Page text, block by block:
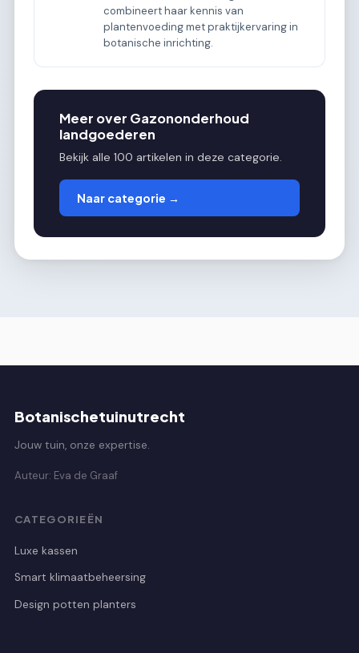
combineert haar kennis van
plantenvoeding met praktijkervaring in
botanische inrichting.
Meer over Gazononderhoud
landgoederen
Bekijk alle 100 artikelen in deze categorie.
Naar categorie →
Botanischetuinutrecht
Jouw tuin, onze expertise.
Auteur: Eva de Graaf
CATEGORIEËN
Luxe kassen
Smart klimaatbeheersing
Design potten planters